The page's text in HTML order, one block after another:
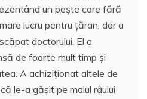
un peşte care fără
lucru pentru ţăran, dar a
doctorului. El a
de foarte mult timp şi
A achiziţionat altele de
le-a găsit pe malul râului